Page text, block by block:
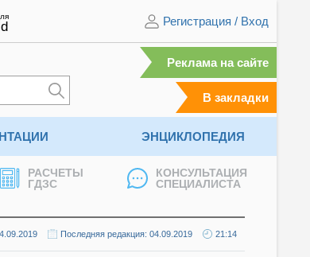
Регистрация / Вход
Реклама на сайте
В закладки
ЭНЦИКЛОПЕДИЯ
РАСЧЕТЫ
ГДЗС
КОНСУЛЬТАЦИЯ
СПЕЦИАЛИСТА
Последняя редакция: 04.09.2019 21:14